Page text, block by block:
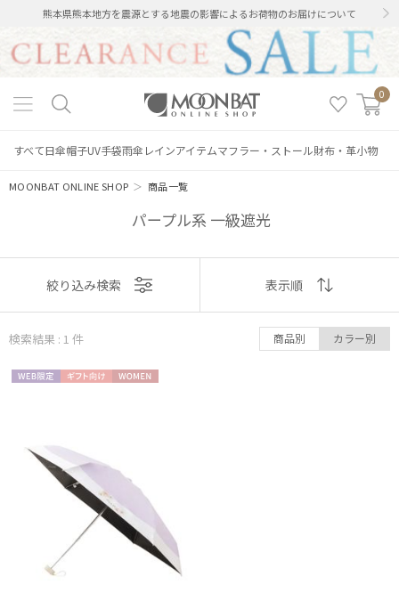
熊本県熊本地方を震源とする地震の影響によるお荷物のお届けについて
0
すべて日傘帽子UV手袋雨傘 レインアイテムマフラー・ストール財布・革小物
MOONBAT ONLINE SHOP ＞商品一覧
パープル系 一級遮光
レディース
ブランド
傘機能
表示
おすすめ
順
価格の低い
売上点数順
絞り込み検索 表示順
検索結果 : 1 件 商品別 カラー別